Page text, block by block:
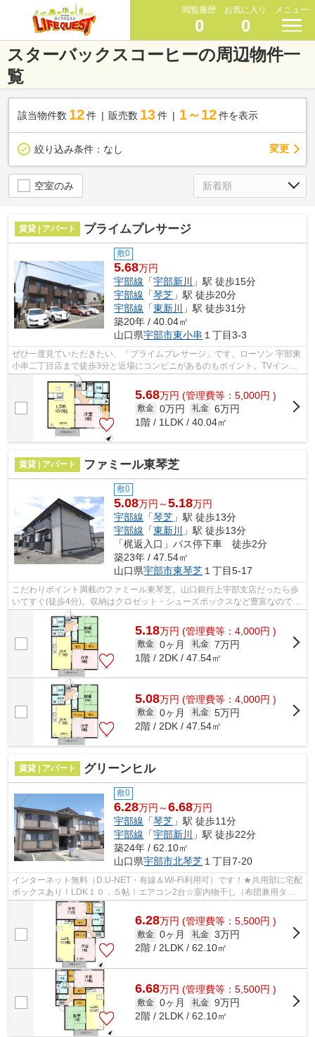
閲覧履歴
0
お気に入り
0
メニュー
スターバックスコーヒーの周辺物件一
覧
該当物件数 12件 販売数 13 件 1～12 件を表示
絞り込み条件： なし 変更
空室のみ
賃貸 | アパート プライムプレサージ
敷0
5.68万円
宇部線 「宇部新川
」駅 徒歩15分
宇部線 「琴芝 」駅 徒歩20分
宇部線 「東新川
」駅 徒歩31分
築20年 / 40.04㎡
山口県宇部市東小串 １丁目3-3
ぜひ一度見ていただきたい、「プライムプレサージ」です。ローソン 宇部東
小串二丁目店まで徒歩3分と近場にコンビニがあるのもポイント。TVインタ
ーホンで、モニターから来訪者が確認...
5.68万円 (管理費等：5,000円 )
敷金 0万円 礼金 6万円
1階 / 1LDK / 40.04㎡
賃貸 | アパート ファミール東琴芝
敷0
5.08万円～5.18万円
宇部線 「琴芝 」駅 徒歩13分
宇部線 「東新川
」駅 徒歩13分
「梶返入口」バス停下車 徒歩2分
築23年 / 47.54㎡
山口県宇部市東琴芝 １丁目5-17
こだわりポイント満載のファミール東琴芝。山口銀行上宇部支店だったら歩
いてすぐ(徒歩4分)。収納はクロゼット・シューズボックスなど豊富なので、
広々と空間を利用することも可能です...
5.18万円 (管理費等：4,000円 )
敷金 0ヶ月 礼金 7万円
1階 / 2DK / 47.54㎡
5.08万円 (管理費等：4,000円 )
敷金 0ヶ月 礼金 5万円
2階 / 2DK / 47.54㎡
賃貸 | アパート グリーンヒル
敷0
6.28万円～6.68万円
宇部線 「琴芝 」駅 徒歩11分
宇部線 「宇部新川
」駅 徒歩22分
築24年 / 62.10㎡
山口県宇部市北琴芝 １丁目7-20
インターネット無料（D.U-NET・有線＆Wi-Fi利用可）です！★共用部に宅配
ボックスあり！LDK１０．５帖！エアコン2台☆室内物干し（布団兼用タイ
プ）☆洗髪洗面化粧台付き♪
6.28万円 (管理費等：5,500円 )
敷金 0ヶ月 礼金 3万円
2階 / 2LDK / 62.10㎡
6.68万円 (管理費等：5,500円 )
敷金 0ヶ月 礼金 9万円
2階 / 2LDK / 62.10㎡